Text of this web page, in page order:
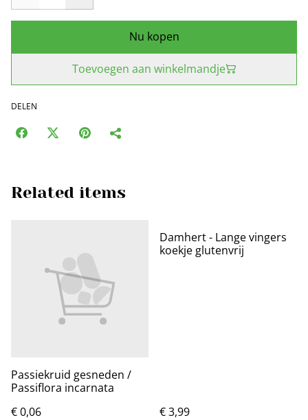
Nu kopen
Toevoegen aan winkelmandje
DELEN
Related items
Passiekruid gesneden /
Passiflora incarnata
€ 0,06
Damhert - Lange vingers
koekje glutenvrij
€ 3,99